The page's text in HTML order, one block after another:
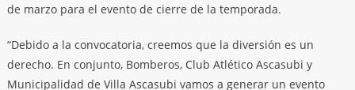
de marzo para el evento de cierre de la temporada.
“Debido a la convocatoria, creemos que la diversión es un
derecho. En conjunto, Bomberos, Club Atlético Ascasubi y
Municipalidad de Villa Ascasubi vamos a generar un evento